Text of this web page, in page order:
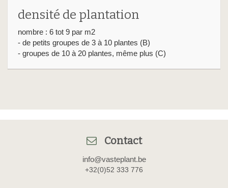
densité de plantation
nombre : 6 tot 9 par m2
- de petits groupes de 3 à 10 plantes (B)
- groupes de 10 à 20 plantes, même plus (C)
Contact
info@vasteplant.be
+32(0)52 333 776